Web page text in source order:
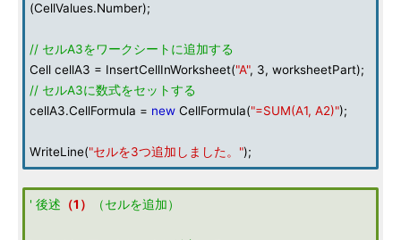
(CellValues.Number);
// セルA3をワークシートに追加する
Cell cellA3 = InsertCellInWorksheet("A", 3, worksheetPart);
// セルA3に数式をセットする
cellA3.CellFormula = new CellFormula("=SUM(A1, A2)");
WriteLine("セルを3つ追加しました。");
' 後述 （1） （セルを追加）